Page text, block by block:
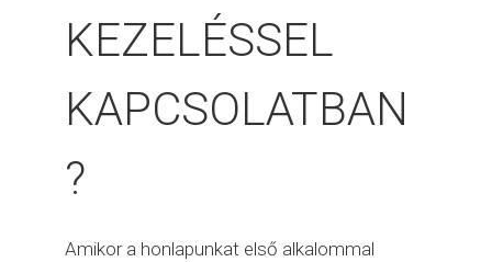
KEZELÉSSEL
KAPCSOLATBAN
?
Amikor a honlapunkat első alkalommal